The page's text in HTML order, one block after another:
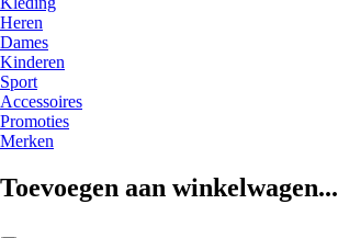
Heren
Dames
Kinderen
Sport
Accessoires
Promoties
Merken
Toevoegen aan winkelwagen...